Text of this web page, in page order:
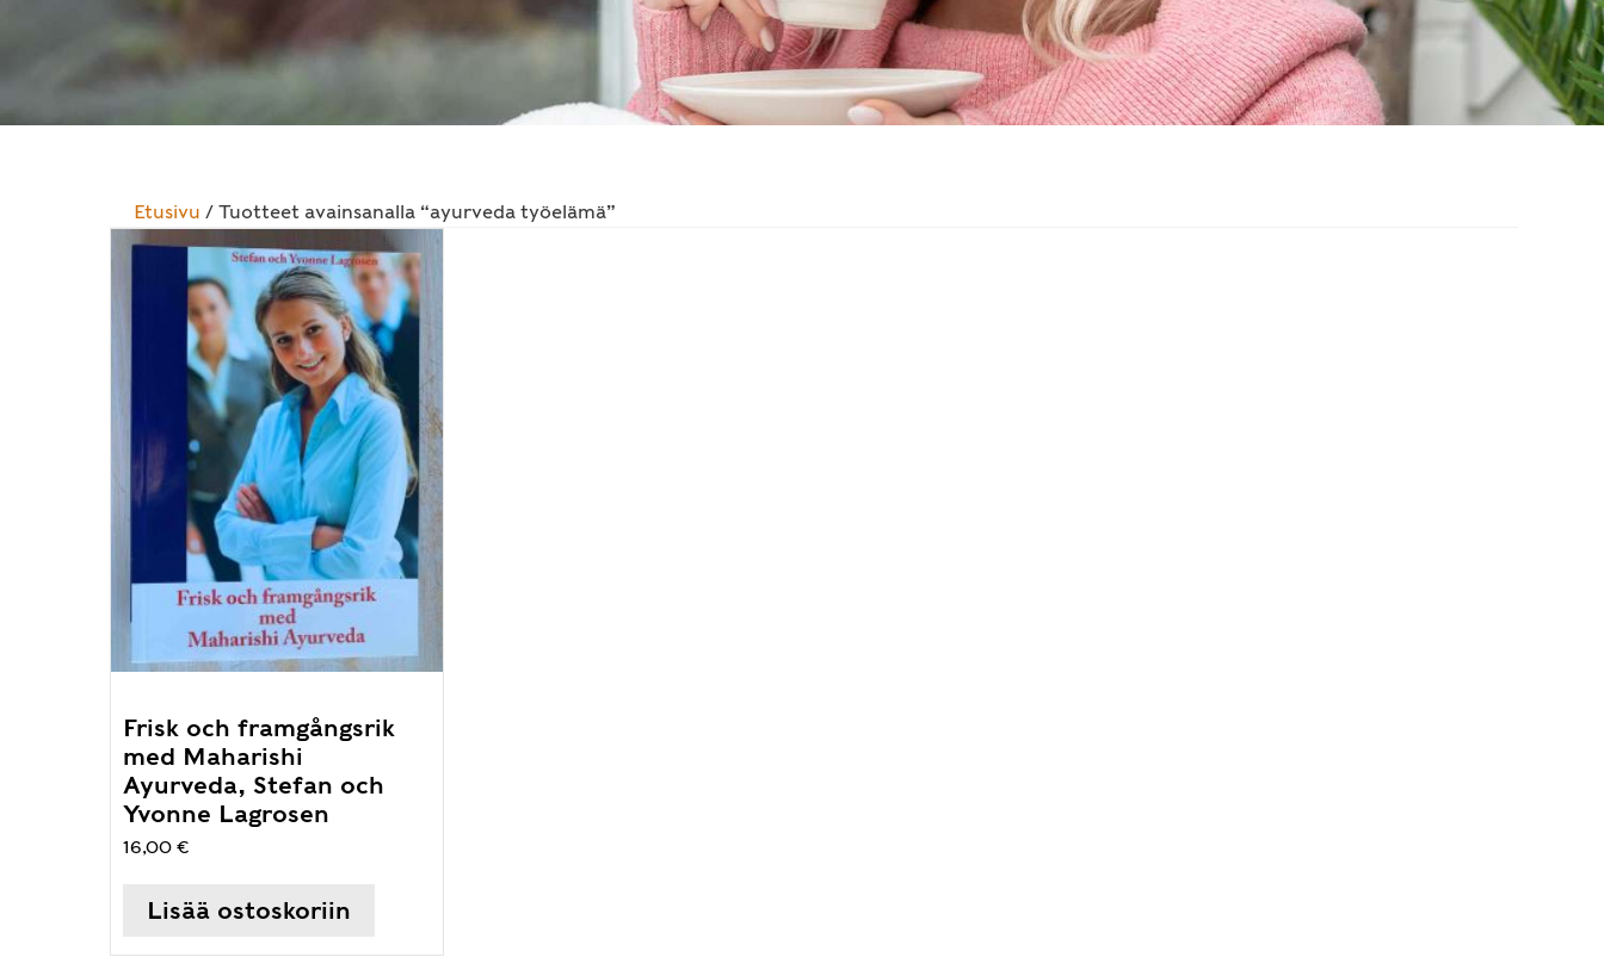
Etusivu / Tuotteet avainsanalla “ayurveda työelämä”
Frisk och framgångsrik
med Maharishi
Ayurveda, Stefan och
Yvonne Lagrosen
16,00 €
Lisää ostoskoriin